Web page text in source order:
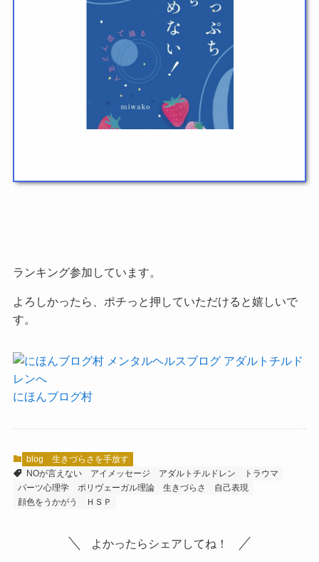
ランキング参加しています。
よろしかったら、ポチっと押していただけると嬉しいで
す。
にほんブログ村
blog
生きづらさを手放す
NOが言えない
アイメッセージ アダルトチルドレン
トラウマ
パーツ心理学
ポリヴェーガル理論 生きづらさ
自己表現
顔色をうかがう
ＨＳＰ
よかったらシェアしてね！